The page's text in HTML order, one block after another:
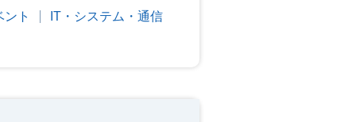
ト IT・システム・通信